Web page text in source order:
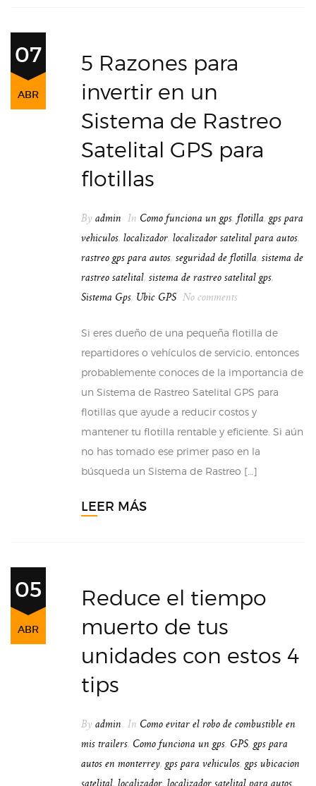
07
ABR
5 Razones para
invertir en un
Sistema de Rastreo
Satelital GPS para
flotillas
By admin In Como funciona un gps, flotilla, gps para
vehiculos, localizador, localizador satelital para autos,
rastreo gps para autos, seguridad de flotilla, sistema de
rastreo satelital, sistema de rastreo satelital gps,
Sistema Gps, Ubic GPS No comments
Si eres dueño de una pequeña flotilla de
repartidores o vehículos de servicio, entonces
probablemente conoces de la importancia de
un Sistema de Rastreo Satelital GPS para
flotillas que ayude a reducir costos y
mantener tu flotilla rentable y eficiente. Si aún
no has tomado ese primer paso en la
búsqueda un Sistema de Rastreo […]
LEER MÁS
05
ABR
Reduce el tiempo
muerto de tus
unidades con estos 4
tips
By admin In Como evitar el robo de combustible en
mis trailers, Como funciona un gps, GPS, gps para
autos en monterrey, gps para vehiculos, gps ubicacion
satelital, localizador, localizador satelital para autos,